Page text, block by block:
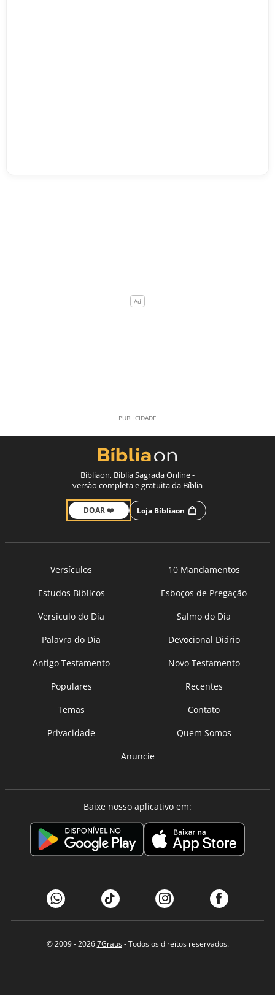
Bíbliaon, Bíblia Sagrada Online -
versão completa e gratuita da Bíblia
DOAR ❤️ Loja Bíbliaon
Versículos
10 Mandamentos
Estudos Bíblicos
Esboços de Pregação
Versículo do Dia
Salmo do Dia
Palavra do Dia
Devocional Diário
Antigo Testamento
Novo Testamento
Populares
Recentes
Temas
Contato
Privacidade
Quem Somos
Anuncie
Baixe nosso aplicativo em:
© 2009 - 20267Graus- Todos os direitos reservados.